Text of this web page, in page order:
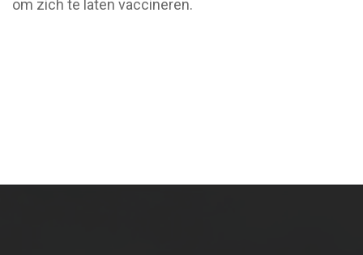
om zich te laten vaccineren.